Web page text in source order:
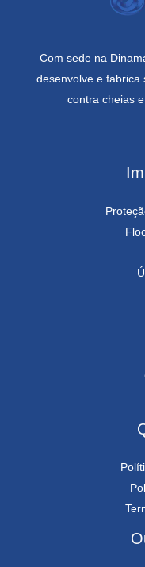
Com sede na
desenvolve e fabrica
contra cheias